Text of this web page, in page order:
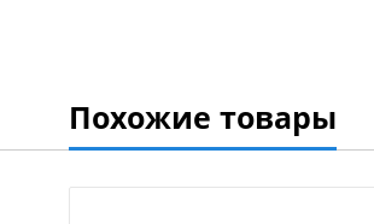
Похожие товары